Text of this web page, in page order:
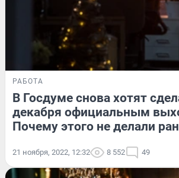
РАБОТА
В Госдуме снова хотят
декабря официальным
Почему этого не делали
21 ноября, 2022, 12:32 8 552 49